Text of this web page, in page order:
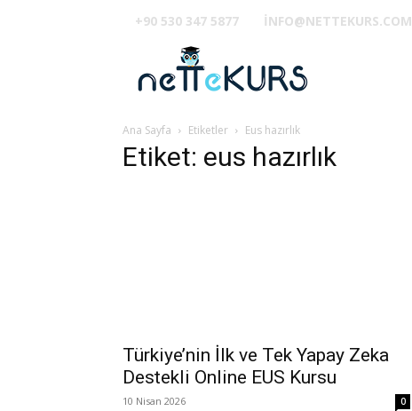
+90 530 347 5877 INFO@NETTEKURS.COM
Ana Sayfa Etiketler Eus hazırlık
Etiket: eus hazırlık
Türkiye’nin İlk ve Tek Yapay Zeka
Destekli Online EUS Kursu
10 Nisan 2026 0